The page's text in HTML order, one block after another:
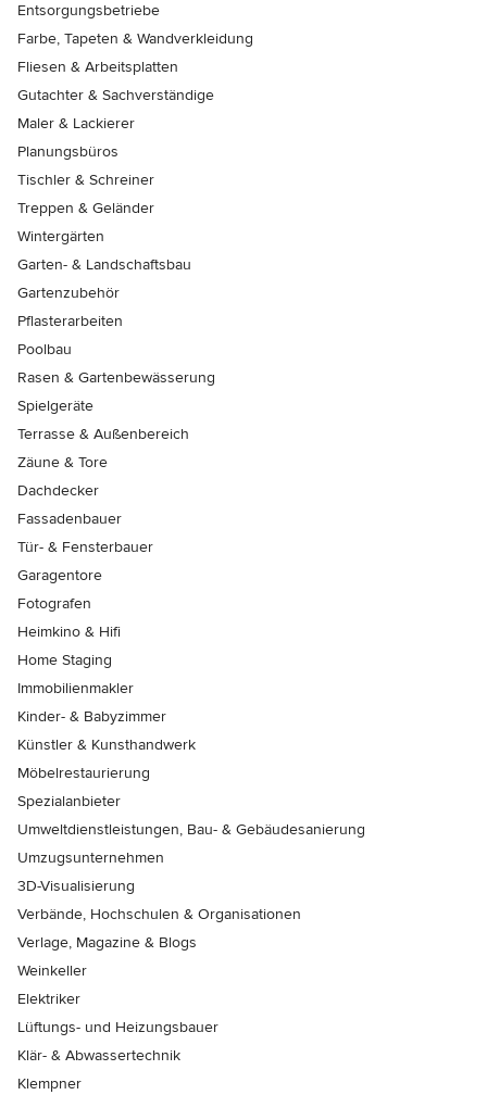
Entsorgungsbetriebe
Farbe, Tapeten & Wandverkleidung
Fliesen & Arbeitsplatten
Gutachter & Sachverständige
Maler & Lackierer
Planungsbüros
Tischler & Schreiner
Treppen & Geländer
Wintergärten
Garten- & Landschaftsbau
Gartenzubehör
Pflasterarbeiten
Poolbau
Rasen & Gartenbewässerung
Spielgeräte
Terrasse & Außenbereich
Zäune & Tore
Dachdecker
Fassadenbauer
Tür- & Fensterbauer
Garagentore
Fotografen
Heimkino & Hifi
Home Staging
Immobilienmakler
Kinder- & Babyzimmer
Künstler & Kunsthandwerk
Möbelrestaurierung
Spezialanbieter
Umweltdienstleistungen, Bau- & Gebäudesanierung
Umzugsunternehmen
3D-Visualisierung
Verbände, Hochschulen & Organisationen
Verlage, Magazine & Blogs
Weinkeller
Elektriker
Lüftungs- und Heizungsbauer
Klär- & Abwassertechnik
Klempner